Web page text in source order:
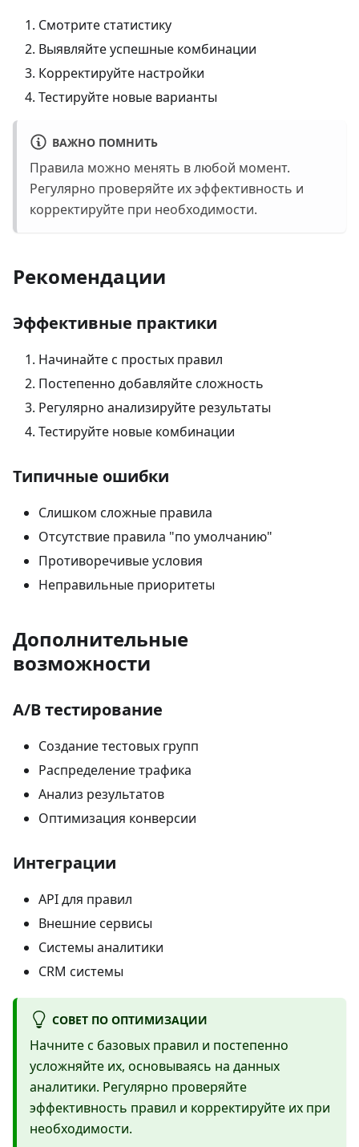
Смотрите статистику
Выявляйте успешные комбинации
Корректируйте настройки
Тестируйте новые варианты
ВАЖНО ПОМНИТЬ
Правила можно менять в любой момент.
Регулярно проверяйте их эффективность и
корректируйте при необходимости.
Рекомендации
Эффективные практики
Начинайте с простых правил
Постепенно добавляйте сложность
Регулярно анализируйте результаты
Тестируйте новые комбинации
Типичные ошибки
Слишком сложные правила
Отсутствие правила "по умолчанию"
Противоречивые условия
Неправильные приоритеты
Дополнительные
возможности
A/B тестирование
Создание тестовых групп
Распределение трафика
Анализ результатов
Оптимизация конверсии
Интеграции
API для правил
Внешние сервисы
Системы аналитики
CRM системы
СОВЕТ ПО ОПТИМИЗАЦИИ
Начните с базовых правил и постепенно
усложняйте их, основываясь на данных
аналитики. Регулярно проверяйте
эффективность правил и корректируйте их при
необходимости.